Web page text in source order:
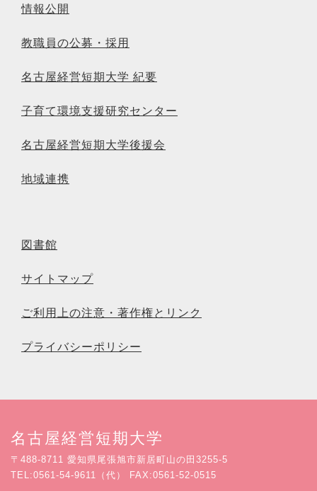
情報公開
教職員の公募・採用
名古屋経営短期大学 紀要
子育て環境支援研究センター
名古屋経営短期大学後援会
地域連携
図書館
サイトマップ
ご利用上の注意・著作権とリンク
プライバシーポリシー
名古屋経営短期大学
〒488-8711 愛知県尾張旭市新居町山の田3255-5
TEL:0561-54-9611（代） FAX:0561-52-0515